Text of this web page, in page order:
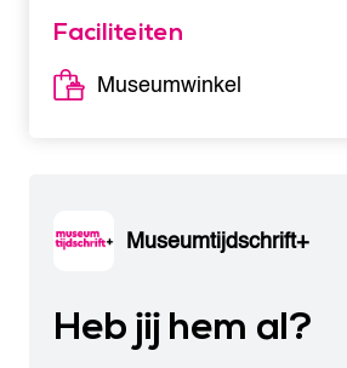
Faciliteiten
Museumwinkel
Museumtijdschrift+
Heb jij hem al?